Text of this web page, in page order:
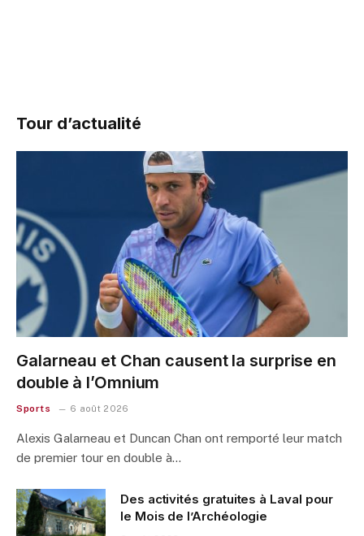
Tour d’actualité
Galarneau et Chan causent la surprise en
double à l’Omnium
Sports 6 août 2026
Alexis Galarneau et Duncan Chan ont remporté leur match
de premier tour en double à…
Des activités gratuites à Laval pour
le Mois de l’Archéologie